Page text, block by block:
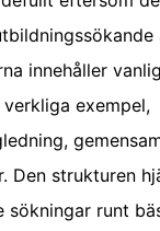
innehåller
exempel,
Den strukturen
sökningar runt